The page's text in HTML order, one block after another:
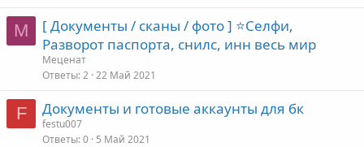
М
[ Документы / сканы / фото ] ⭐️Селфи,
Разворот паспорта, снилс, инн весь мир
Меценат
Ответы 2 22 Май 2021
F Документы и готовые аккаунты для бк
festu007
Ответы 0 5 Май 2021